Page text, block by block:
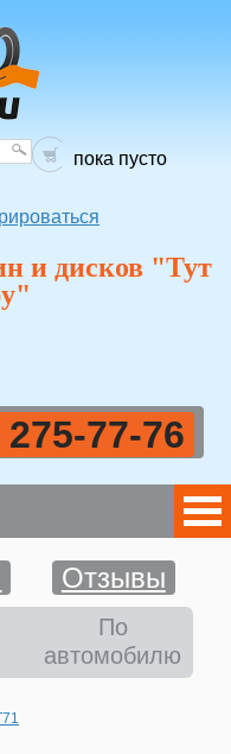
пока пусто
и дисков "Тут
77-76
Отзывы
По
автомобилю